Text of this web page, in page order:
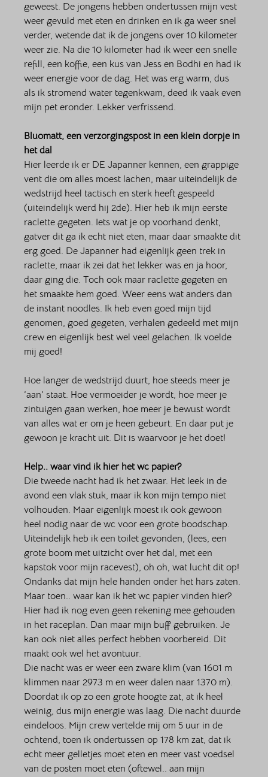
geweest. De jongens hebben ondertussen mijn vest
weer gevuld met eten en drinken en ik ga weer snel
verder, wetende dat ik de jongens over 10 kilometer
weer zie. Na die 10 kilometer had ik weer een snelle
refill, een koffie, een kus van Jess en Bodhi en had ik
weer energie voor de dag. Het was erg warm, dus
als ik stromend water tegenkwam, deed ik vaak even
mijn pet eronder. Lekker verfrissend.
Bluomatt, een verzorgingspost in een klein dorpje in
het dal
Hier leerde ik er DE Japanner kennen, een grappige
vent die om alles moest lachen, maar uiteindelijk de
wedstrijd heel tactisch en sterk heeft gespeeld
(uiteindelijk werd hij 2de). Hier heb ik mijn eerste
raclette gegeten. Iets wat je op voorhand denkt,
gatver dit ga ik echt niet eten, maar daar smaakte dit
erg goed. De Japanner had eigenlijk geen trek in
raclette, maar ik zei dat het lekker was en ja hoor,
daar ging die. Toch ook maar raclette gegeten en
het smaakte hem goed. Weer eens wat anders dan
de instant noodles. Ik heb even goed mijn tijd
genomen, goed gegeten, verhalen gedeeld met mijn
crew en eigenlijk best wel veel gelachen. Ik voelde
mij goed!
Hoe langer de wedstrijd duurt, hoe steeds meer je
‘aan’ staat. Hoe vermoeider je wordt, hoe meer je
zintuigen gaan werken, hoe meer je bewust wordt
van alles wat er om je heen gebeurt. En daar put je
gewoon je kracht uit. Dit is waarvoor je het doet!
Help.. waar vind ik hier het wc papier?
Die tweede nacht had ik het zwaar. Het leek in de
avond een vlak stuk, maar ik kon mijn tempo niet
volhouden. Maar eigenlijk moest ik ook gewoon
heel nodig naar de wc voor een grote boodschap.
Uiteindelijk heb ik een toilet gevonden, (lees, een
grote boom met uitzicht over het dal, met een
kapstok voor mijn racevest), oh oh, wat lucht dit op!
Ondanks dat mijn hele handen onder het hars zaten.
Maar toen.. waar kan ik het wc papier vinden hier?
Hier had ik nog even geen rekening mee gehouden
in het raceplan. Dan maar mijn buff gebruiken. Je
kan ook niet alles perfect hebben voorbereid. Dit
maakt ook wel het avontuur.
Die nacht was er weer een zware klim (van 1601 m
klimmen naar 2973 m en weer dalen naar 1370 m).
Doordat ik op zo een grote hoogte zat, at ik heel
weinig, dus mijn energie was laag. Die nacht duurde
eindeloos. Mijn crew vertelde mij om 5 uur in de
ochtend, toen ik ondertussen op 178 km zat, dat ik
echt meer gelletjes moet eten en meer vast voedsel
van de posten moet eten (oftewel.. aan mijn